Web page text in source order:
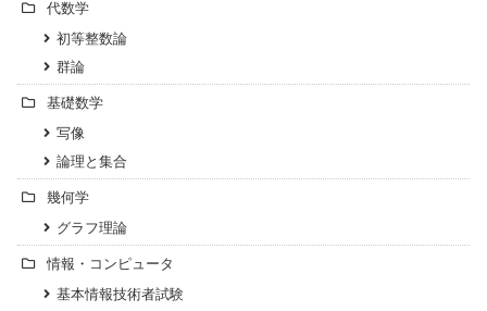
代数学
初等整数論
群論
基礎数学
写像
論理と集合
幾何学
グラフ理論
情報・コンピュータ
基本情報技術者試験